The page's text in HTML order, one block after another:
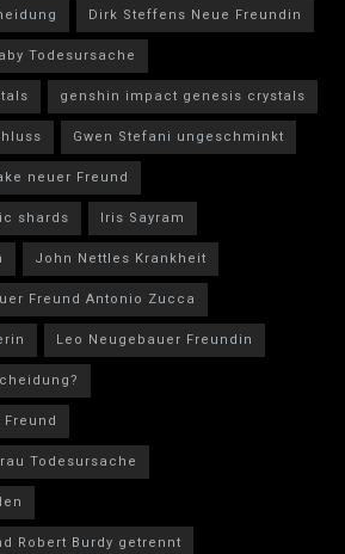
Dirk Steffens Neue Freundin
Todesursache
genshin impact genesis crystals
Gwen Stefani ungeschminkt
neuer Freund
shards
Iris Sayram
John Nettles Krankheit
Freund Antonio Zucca
Leo Neugebauer Freundin
Todesursache
Robert Burdy getrennt